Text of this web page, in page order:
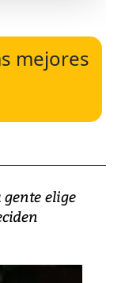
mejores
gente elige